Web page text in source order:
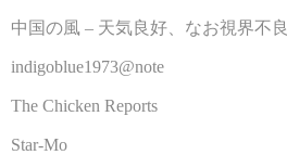
中国の風 – 天気良好、なお視界不良
indigoblue1973@note
The Chicken Reports
Star-Mo